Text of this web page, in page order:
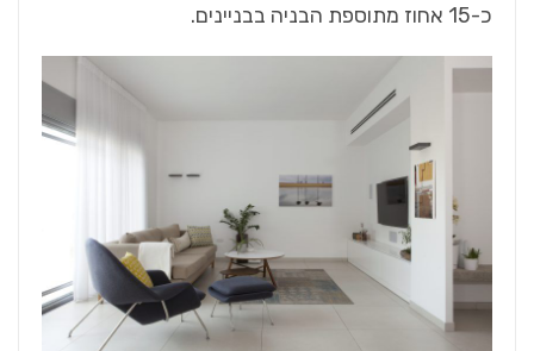
כ-15 אחוז מתוספת הבניה בבניינים.